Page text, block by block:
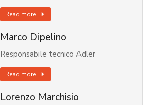
Read more
Marco Dipelino
Responsabile tecnico Adler
Read more
Lorenzo Marchisio